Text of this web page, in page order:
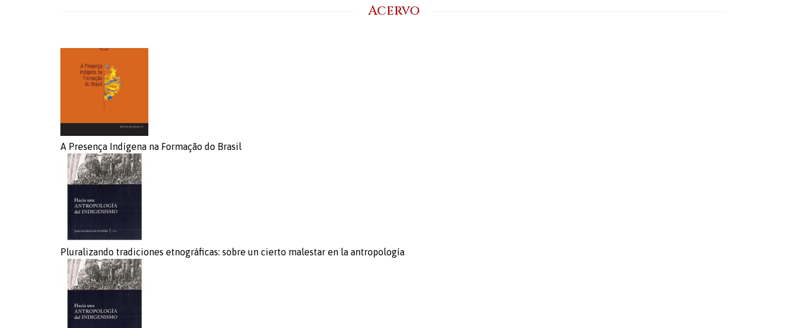
Acervo
A Presença Indígena na Formação do Brasil
Pluralizando tradiciones etnográficas: sobre un cierto malestar en la antropología